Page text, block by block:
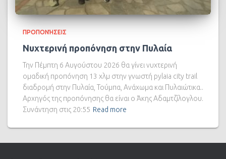
ΠΡΟΠΟΝΉΣΕΙΣ
Νυχτερινή προπόνηση στην Πυλαία
Την Πέμπτη 6 Αυγούστου 2026 θα γίνει νυχτερινή
ομαδική προπόνηση 13 χλμ στην γνωστή pylaia city trail
διαδρομή στην Πυλαία, Τούμπα, Ανάχωμα και Πυλαιώτικα..
Αρχηγός της προπόνησης θα είναι ο Άκης Αδαμτζίλογλου.
Συνάντηση στις 20:55 Read more